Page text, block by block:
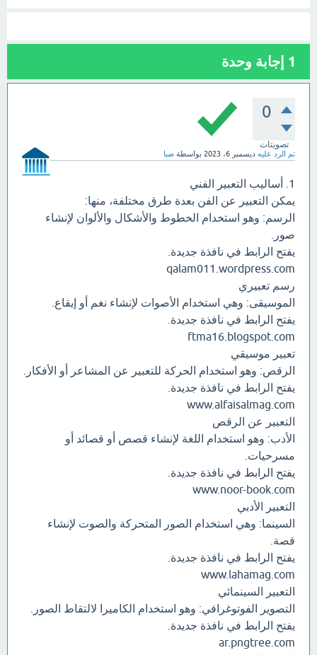
1 إجابة وحدة
0
تصويتات
تم الرد عليه ديسمبر 6، 2023 بواسطة صبا
1. أساليب التعبير الفني
يمكن التعبير عن الفن بعدة طرق مختلفة، منها:
الرسم: وهو استخدام الخطوط والأشكال والألوان لإنشاء
صور.
يفتح الرابط في نافذة جديدة.
qalam011.wordpress.com
رسم تعبيري
الموسيقى: وهي استخدام الأصوات لإنشاء نغم أو إيقاع.
يفتح الرابط في نافذة جديدة.
ftma16.blogspot.com
تعبير موسيقي
الرقص: وهو استخدام الحركة للتعبير عن المشاعر أو الأفكار.
يفتح الرابط في نافذة جديدة.
www.alfaisalmag.com
التعبير عن الرقص
الأدب: وهو استخدام اللغة لإنشاء قصص أو قصائد أو
مسرحيات.
يفتح الرابط في نافذة جديدة.
www.noor-book.com
التعبير الأدبي
السينما: وهي استخدام الصور المتحركة والصوت لإنشاء
قصة.
يفتح الرابط في نافذة جديدة.
www.lahamag.com
التعبير السينمائي
التصوير الفوتوغرافي: وهو استخدام الكاميرا لالتقاط الصور.
يفتح الرابط في نافذة جديدة.
ar.pngtree.com